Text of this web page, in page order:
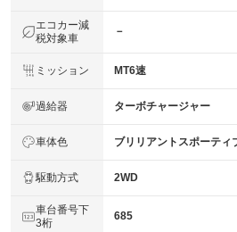
エコカー減
税対象車
－
ミッション MT6速
過給器 ターボチャージャー
車体色 ブリリアントスポーティ
駆動方式 2WD
車台番号下
3桁
685